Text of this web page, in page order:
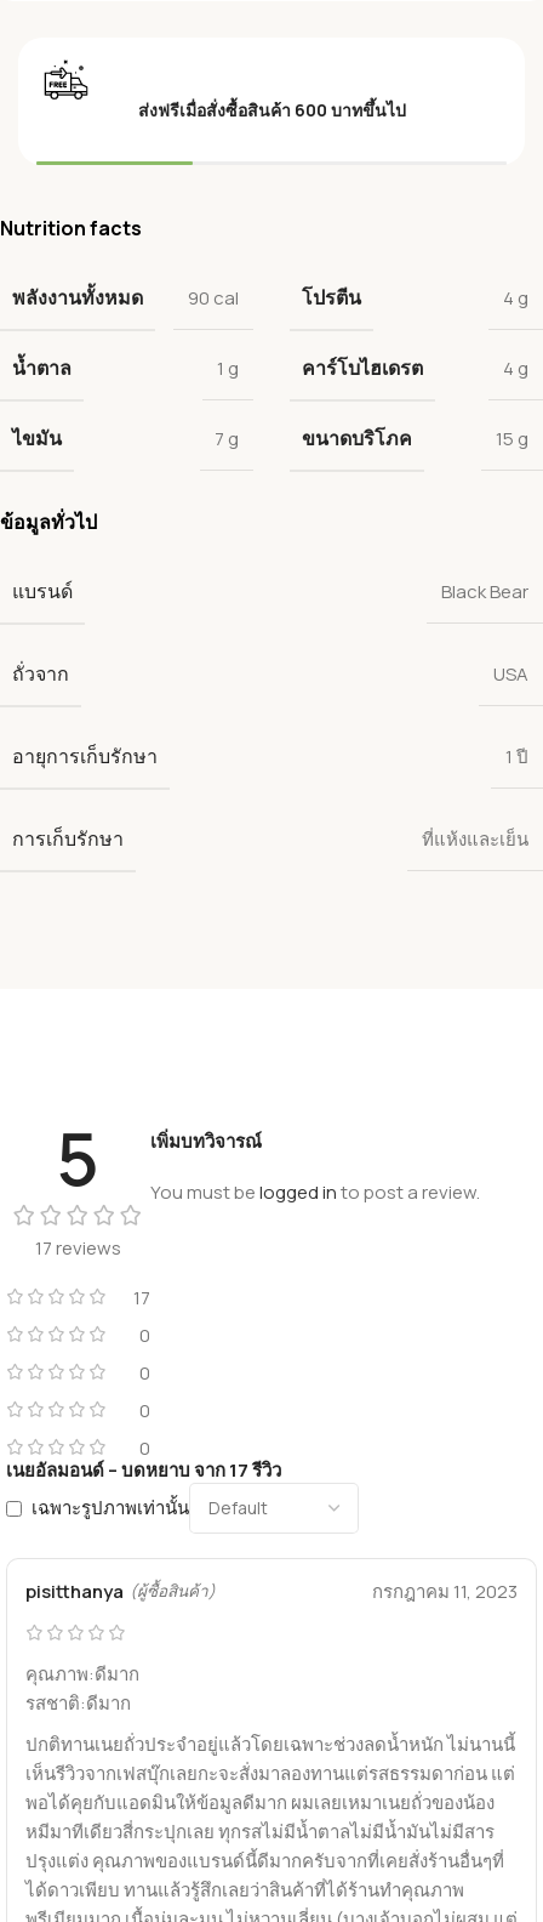
ส่งฟรีเมื่อสั่งซื้อสินค้า 600 บาทขึ้นไป
Nutrition facts
พลังงานทั้งหมด 90 cal โปรตีน 4 g
น้ำตาล 1 g คาร์โบไฮเดรต 4 g
ไขมัน 7 g ขนาดบริโภค 15 g
ข้อมูลทั่วไป
แบรนด์ Black Bear
ถั่วจาก USA
อายุการเก็บรักษา 1 ปี
การเก็บรักษา ที่แห้งและเย็น
5
17 reviews
17
0
0
0
0
เนยอัลมอนด์ – บดหยาบจาก 17 รีวิว
เฉพาะรูปภาพเท่านั้น
pisitthanya (ผู้ซื้อสินค้า) กรกฎาคม 11, 2023
คุณภาพ:ดีมาก
รสชาติ:ดีมาก
ปกติทานเนยถั่วประจำอยู่แล้วโดยเฉพาะช่วงลดน้ำหนัก ไม่นานนี้
เห็นรีวิวจากเฟสบุ๊กเลยกะจะสั่งมาลองทานแต่รสธรรมดาก่อน แต่
พอได้คุยกับแอดมินให้ข้อมูลดีมาก ผมเลยเหมาเนยถั่วของน้อง
หมีมาทีเดียวสี่กระปุกเลย ทุกรสไม่มีน้ำตาลไม่มีน้ำมันไม่มีสาร
ปรุงแต่ง คุณภาพของแบรนด์นี้ดีมากครับจากที่เคยสั่งร้านอื่นๆที่
ได้ดาวเพียบ ทานแล้วรู้สึกเลยว่าสินค้าที่ได้ร้านทำคุณภาพ
เพิ่มบทวิจารณ์
You must belogged into post a review.